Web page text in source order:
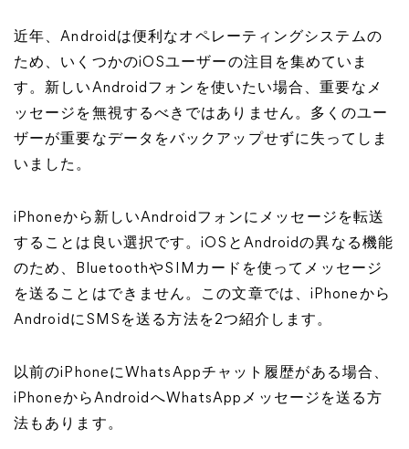
近年、Androidは便利なオペレーティングシステムの
ため、いくつかのiOSユーザーの注目を集めていま
す。新しいAndroidフォンを使いたい場合、重要なメ
ッセージを無視するべきではありません。多くのユー
ザーが重要なデータをバックアップせずに失ってしま
いました。
iPhoneから新しいAndroidフォンにメッセージを転送
することは良い選択です。iOSとAndroidの異なる機能
のため、BluetoothやSIMカードを使ってメッセージ
を送ることはできません。この文章では、iPhoneから
AndroidにSMSを送る方法を2つ紹介します。
以前のiPhoneにWhatsAppチャット履歴がある場合、
iPhoneからAndroidへWhatsAppメッセージを送る方
法もあります。